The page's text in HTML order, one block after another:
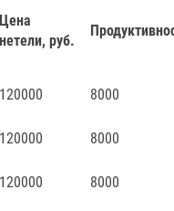
Цена
нетели, руб.
120000 8000
120000 8000
120000 8000